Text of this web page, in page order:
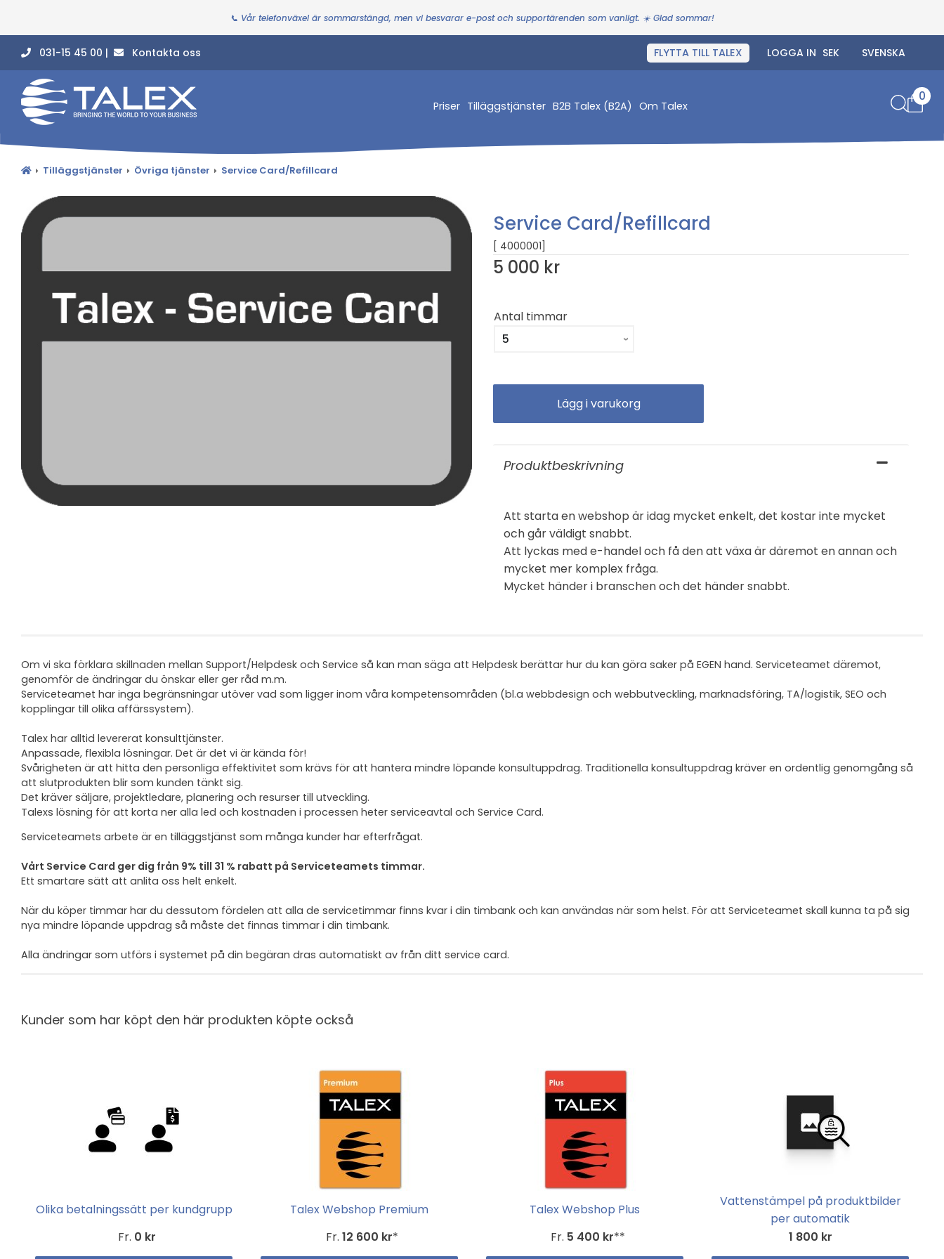
📞 Vår telefonväxel är sommarstängd, men vi besvarar e-post och supportärenden som vanligt. ☀️ Glad sommar!
031-15 45 00 | Kontakta oss FLYTTA TILL TALEX LOGGA IN
Priser Tilläggstjänster B2B Talex (B2A) Om Talex
0
Tilläggstjänster Övriga tjänster Service Card/Refillcard
Service Card/Refillcard
[ 4000001]
5 000 kr
Antal timmar
Produktbeskrivning
Att starta en webshop är idag mycket enkelt, det kostar inte mycket
och går väldigt snabbt.
Att lyckas med e-handel och få den att växa är däremot en annan och
mycket mer komplex fråga.
Mycket händer i branschen och det händer snabbt.
Om vi ska förklara skillnaden mellan Support/Helpdesk och Service så kan man säga att Helpdesk berättar hur du kan göra saker på EGEN hand. Serviceteamet däremot,
genomför de ändringar du önskar eller ger råd m.m.
Serviceteamet har inga begränsningar utöver vad som ligger inom våra kompetensområden (bl.a webbdesign och webbutveckling, marknadsföring, TA/logistik, SEO och
kopplingar till olika affärssystem).
Talex har alltid levererat konsulttjänster.
Anpassade, flexibla lösningar. Det är det vi är kända för!
Svårigheten är att hitta den personliga effektivitet som krävs för att hantera mindre löpande konsultuppdrag. Traditionella konsultuppdrag kräver en ordentlig genomgång så
att slutprodukten blir som kunden tänkt sig.
Det kräver säljare, projektledare, planering och resurser till utveckling.
Talexs lösning för att korta ner alla led och kostnaden i processen heter serviceavtal och Service Card.
Serviceteamets arbete är en tilläggstjänst som många kunder har efterfrågat.
Vårt Service Card ger dig från 9% till 31 % rabatt på Serviceteamets timmar.
Ett smartare sätt att anlita oss helt enkelt.
När du köper timmar har du dessutom fördelen att alla de servicetimmar finns kvar i din timbank och kan användas när som helst. För att Serviceteamet skall kunna ta på sig
nya mindre löpande uppdrag så måste det finnas timmar i din timbank.
Alla ändringar som utförs i systemet på din begäran dras automatiskt av från ditt service card.
Kunder som har köpt den här produkten köpte också
Olika betalningssätt per kundgrupp
Fr. 0 kr
Talex Webshop Premium
Fr. 12 600 kr*
Talex Webshop Plus
Fr. 5 400 kr**
Vattenstämpel på produktbilder
per automatik
1 800 kr